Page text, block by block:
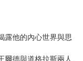
露他的內心世界與思
爾德與道格拉斯兩人